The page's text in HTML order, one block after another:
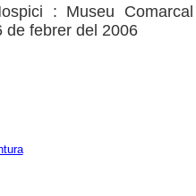
: Museu
de febrer del 2006